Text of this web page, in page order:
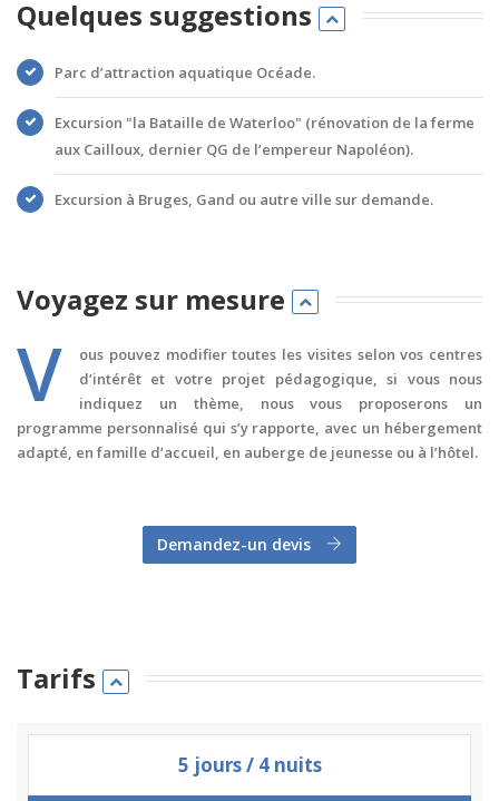
Quelques suggestions
Parc d’attraction aquatique Océade.
Excursion "la Bataille de Waterloo" (rénovation de la ferme
aux Cailloux, dernier QG de l’empereur Napoléon).
Excursion à Bruges, Gand ou autre ville sur demande.
Voyagez sur mesure
V
ous pouvez modifier toutes les visites selon vos centres
d’intérêt et votre projet pédagogique, si vous nous
indiquez un thème, nous vous proposerons un
programme personnalisé qui s’y rapporte, avec un hébergement
adapté, en famille d’accueil, en auberge de jeunesse ou à l’hôtel.
Demandez-un devis
Tarifs
5 jours / 4 nuits